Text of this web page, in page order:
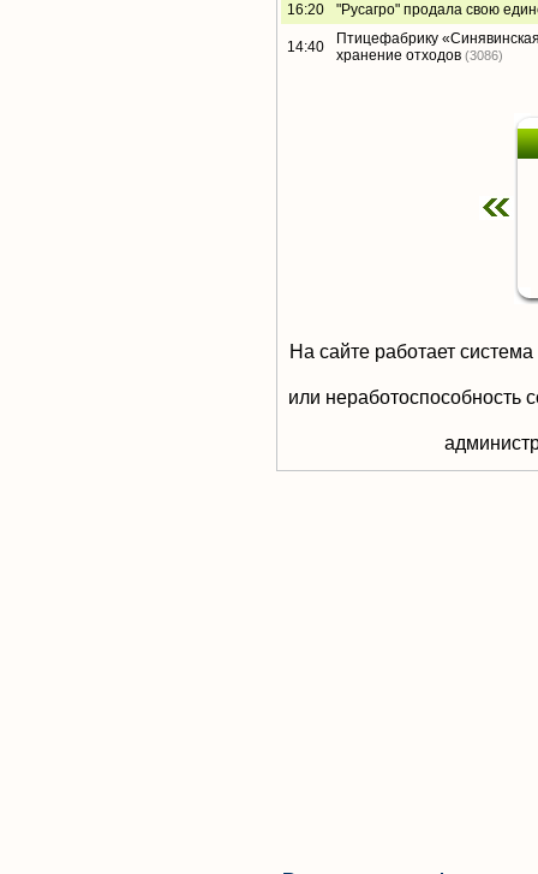
16:20 "Русагро" продала свою
14:40
Птицефабрику
хранение отходов (3086)
На сайте работает
или неработоспособность